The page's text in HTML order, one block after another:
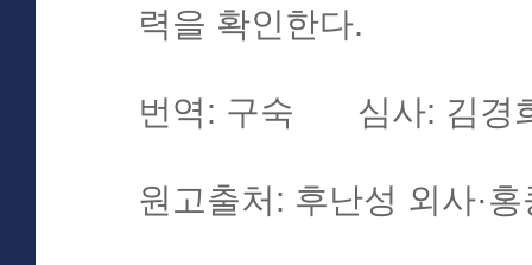
력을 확인한다.
번역: 구숙 심사: 김경
원고출처: 후난성 외사·